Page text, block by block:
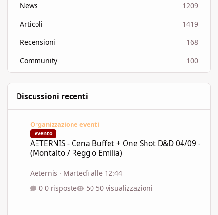
News
1209
Articoli
1419
Recensioni
168
Community
100
Discussioni recenti
Organizzazione eventi
evento
AETERNIS - Cena Buffet + One Shot D&D 04/09 -
(Montalto / Reggio Emilia)
Aeternis · Martedì alle 12:44
0 risposte
50 visualizzazioni